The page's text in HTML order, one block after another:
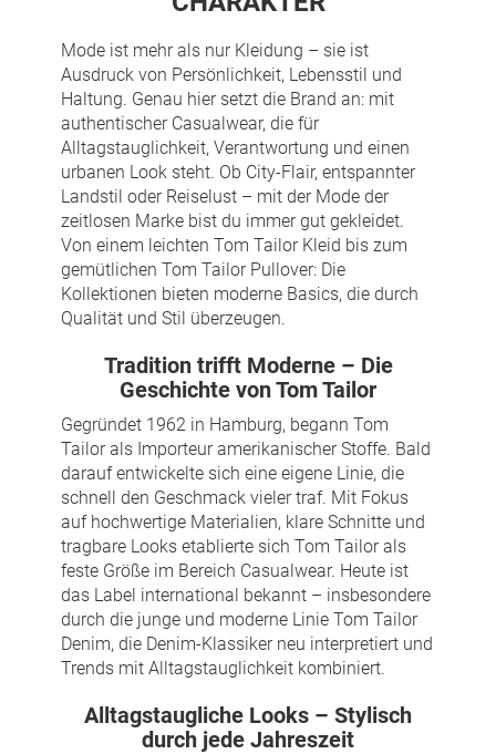
Mode ist mehr als nur Kleidung – sie ist
Ausdruck von Persönlichkeit, Lebensstil und
Haltung. Genau hier setzt die Brand an: mit
authentischer Casualwear, die für
Alltagstauglichkeit, Verantwortung und einen
urbanen Look steht. Ob City-Flair, entspannter
Landstil oder Reiselust – mit der Mode der
zeitlosen Marke bist du immer gut gekleidet.
Von einem leichten Tom Tailor Kleid bis zum
gemütlichen Tom Tailor Pullover: Die
Kollektionen bieten moderne Basics, die durch
Qualität und Stil überzeugen.
Tradition trifft Moderne – Die
Geschichte von Tom Tailor
Gegründet 1962 in Hamburg, begann Tom
Tailor als Importeur amerikanischer Stoffe. Bald
darauf entwickelte sich eine eigene Linie, die
schnell den Geschmack vieler traf. Mit Fokus
auf hochwertige Materialien, klare Schnitte und
tragbare Looks etablierte sich Tom Tailor als
feste Größe im Bereich Casualwear. Heute ist
das Label international bekannt – insbesondere
durch die junge und moderne Linie Tom Tailor
Denim, die Denim-Klassiker neu interpretiert und
Trends mit Alltagstauglichkeit kombiniert.
Alltagstaugliche Looks – Stylisch
durch jede Jahreszeit